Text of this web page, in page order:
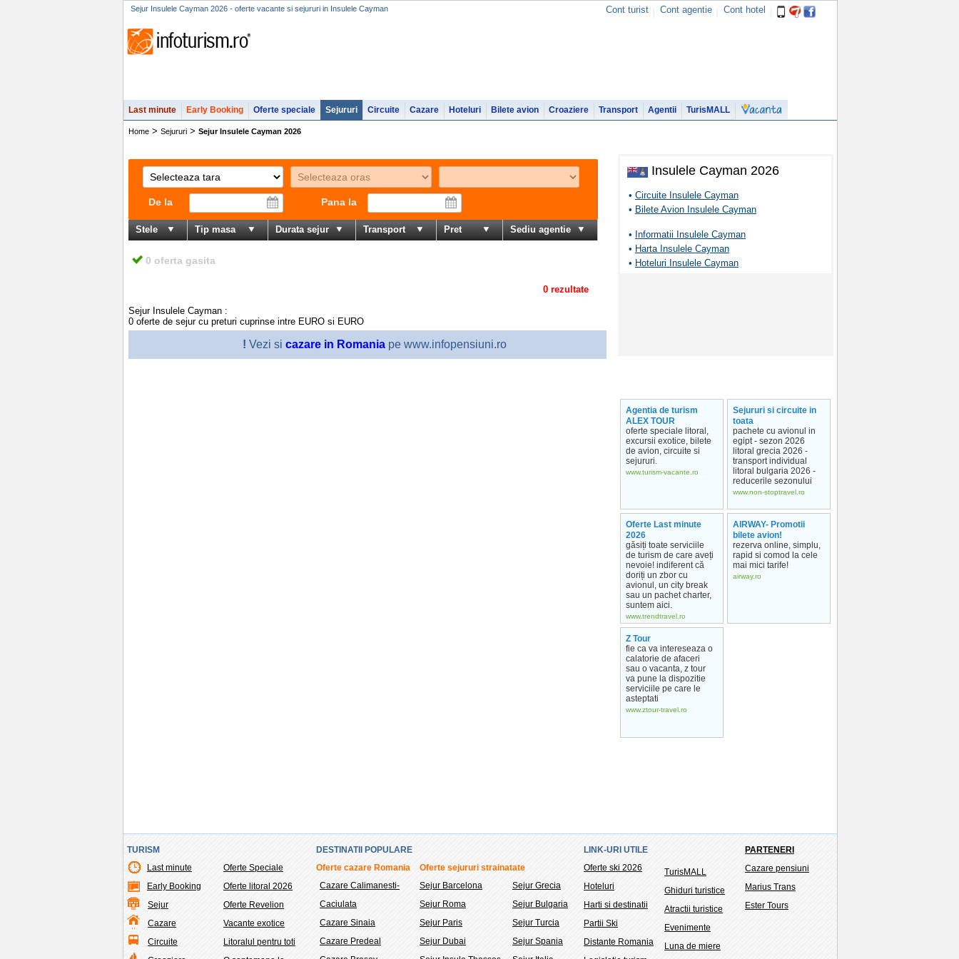
Sejur Insulele Cayman 2026 - oferte vacante si sejururi in Insulele Cayman Cont turist Cont agentie Cont hotel
Last minute Early Booking Oferte speciale Sejururi Circuite Cazare Hoteluri Bilete avion Croaziere Transport Agentii TurisMALL
Home > Sejururi > Sejur Insulele Cayman 2026
De la Pana la
Stele Tip masa Durata sejur Transport Pret Sediu agentie
0 oferta gasita
0 rezultate
Sejur Insulele Cayman :
0 oferte de sejur cu preturi cuprinse intre EURO si EURO
! Vezi si cazare in Romania pe www.infopensiuni.ro
Insulele Cayman 2026
• Circuite Insulele Cayman
• Bilete Avion Insulele Cayman
• Informatii Insulele Cayman
• Harta Insulele Cayman
• Hoteluri Insulele Cayman
Agentia de turism
ALEX TOUR
oferte speciale litoral,
excursii exotice, bilete
de avion, circuite si
sejururi.
www.turism-vacante.ro
Sejururi si circuite in
toata
pachete cu avionul in
egipt - sezon 2026
litoral grecia 2026 -
transport individual
litoral bulgaria 2026 -
reducerile sezonului
www.non-stoptravel.ro
Oferte Last minute
2026
găsiți toate serviciile
de turism de care aveți
nevoie! indiferent că
doriți un zbor cu
avionul, un city break
sau un pachet charter,
suntem aici.
www.trendtravel.ro
AIRWAY- Promotii
bilete avion!
rezerva online, simplu,
rapid si comod la cele
mai mici tarife!
airway.ro
Z Tour
fie ca va intereseaza o
calatorie de afaceri
sau o vacanta, z tour
va pune la dispozitie
serviciile pe care le
asteptati
www.ztour-travel.ro
TURISM
Last minute
Early Booking
Sejur
Cazare
Circuite
Oferte Speciale
Oferte litoral 2026
Oferte Revelion
Vacante exotice
Litoralul pentru toti
DESTINATII POPULARE
Oferte cazare Romania
Oferte sejururi strainatate
Cazare Calimanesti-
Caciulata
Cazare Sinaia
Cazare Predeal
Sejur Barcelona
Sejur Roma
Sejur Paris
Sejur Dubai
Sejur Grecia
Sejur Bulgaria
Sejur Turcia
Sejur Spania
LINK-URI UTILE
Oferte ski 2026
Hoteluri
Harti si destinatii
Partii Ski
Distante Romania
TurisMALL
Ghiduri turistice
Atractii turistice
Evenimente
Luna de miere
PARTENERI
Cazare pensiuni
Marius Trans
Ester Tours